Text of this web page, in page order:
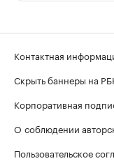
Контактная
Скрыть баннеры на
Корпоративная
О соблюдении
Пользовательское